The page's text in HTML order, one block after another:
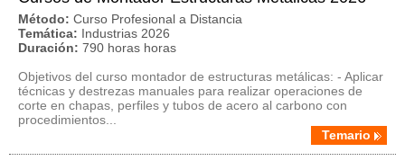
Método: Curso Profesional a Distancia
Temática: Industrias 2026
Duración: 790 horas horas
Objetivos del curso montador de estructuras metálicas: - Aplicar
técnicas y destrezas manuales para realizar operaciones de
corte en chapas, perfiles y tubos de acero al carbono con
procedimientos...
Temario